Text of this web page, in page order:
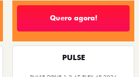
Quero agora!
PULSE